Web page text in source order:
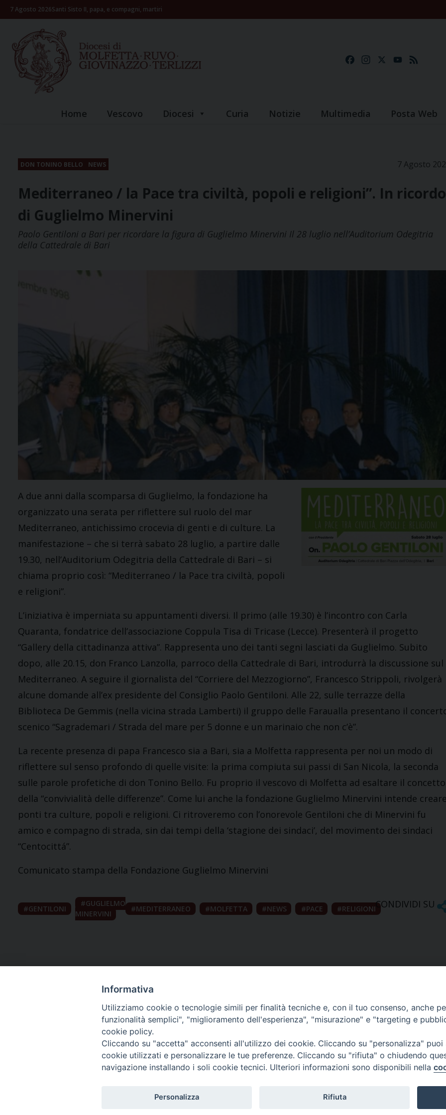
Skip7 Agosto 2026Santi Sisto II, papa, e compagni, martiri
FacebookInstagramYouTube
Home Vescovo Diocesi Curia Notizie Multimedia Posta Web
DON TONINO BELLO NEWS 7 Agosto
Mediterraneo / la Pace tra civiltà, popoli e religioni”. In ricordo
di Guglielmo Minervini
Paolo Gentiloni a Bari per ricordare la figura di Guglielmo Minervini Il 28 luglio nell’Auditorium Odegitria
della Cattedrale di Bari
A due anni dalla scomparsa di Guglielmo, la fondazione ha
organizzato una serata per riflettere sul ruolo del mar
Mediterraneo, antichissimo crocevia di genti e di culture. La
manifestazione – che si terrà sabato 28 luglio, a partire dalle
19.30, nell’Auditorium Odegitria della Cattedrale di Bari – si
chiama proprio così: “Mediterraneo / la Pace tra civiltà, popoli
e religioni”.
L’iniziativa è imperniata su appuntamenti diversi. Il primo (alle 19.30) è l’incontro con Carla
Quaranta, fondatrice dell’associazione Coppula Tisa di Tricase (Lecce). Presenterà il progetto
“Gallery della cittadinanza attiva”. Rappresenta uno dei tanti segni lasciati da Guglielmo. Subito
dopo, alle 20.15, don Franco Lanzolla, parroco della Cattedrale di Bari, introdurrà la discussione sul
Mediterraneo. A seguire il giornalista del “Corriere del Mezzogiorno”, Francesco Strippoli, rivolgerà
alcune domande all’ex presidente del Consiglio Paolo Gentiloni. Alle 22, sulle terrazze della
Biblioteca De Gemmis (nella vicina strada Lamberti) il gruppo delle Faraualla presentano il
scenico “Sagrademari / Strada del mare per 5 donne e un marinaio che non c’è”.
La recente presenza di papa Francesco sia a Bari, sia a Molfetta rappresenta per noi un modo di
riflettere sul senso profondo di quelle visite: la prima compiuta sui passi di San Nicola, la seconda
sulle parole profetiche di don Tonino Bello. Fu proprio il vescovo di Molfetta ad esaltare il concetto
della “convivialità delle differenze”. Come lui anche la fondazione Guglielmo Minervini intende
ponti tra culture, popoli e religioni. Ci ritroveremo con l’onorevole Gentiloni che di Minervini fu
amico e compagno di strada, sin dai tempi della ‘stagione dei sindaci’, del movimento dei sindaci
“Centocittá”.
Comunicato stampa della Fondazione Guglielmo Minervini
GENTILONI
GUGLIELMO
MINERVINI
MEDITERRANEO MOLFETTA NEWS PACE RELIGIONICONDIVIDI SU
Piazza Giovene 4 – 70056 Molfetta (BA)
Ufficio Comunicazioni sociali
Piazza Giovene 4 – 70056 Molfetta (BA)
comunicazionisociali@diocesimolfetta.it
Informativa
Utilizziamo cookie o tecnologie simili per finalità tecniche e, con il tuo consenso, anche
funzionalità semplici", "miglioramento dell'esperienza", "misurazione" e "targeting e
cookie policy.
Cliccando su "accetta" acconsenti all'utilizzo dei cookie. Cliccando su "personalizza"
cookie utilizzati e personalizzare le tue preferenze. Cliccando su "rifiuta" o chiudendo
navigazione installando i soli cookie tecnici. Ulteriori informazioni sono disponibili nella
Personalizza Rifiuta